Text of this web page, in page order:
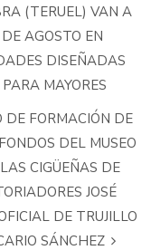
(TERUEL) VAN A
AGOSTO EN
DISEÑADAS
MAYORES
DE FORMACIÓN DE
DEL MUSEO
CIGÜEÑAS DE
JOSÉ
DE TRUJILLO
SÁNCHEZ